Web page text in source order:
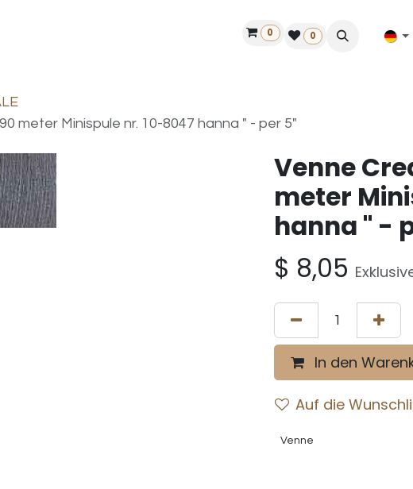
Finde einen Händler
0 0
meter Minispule nr. 10-8047 hanna " - per 5"
Venne
meter
hanna " -
$ 8,05
In den
Auf die
Venne